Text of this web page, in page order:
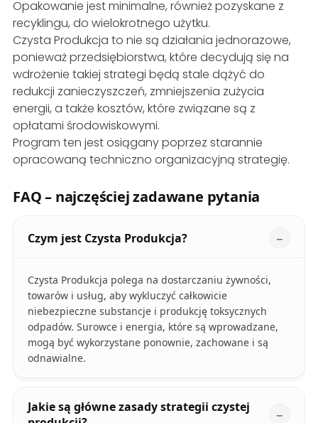
Opakowanie jest minimalne, również pozyskane z
recyklingu, do wielokrotnego użytku.
Czysta Produkcja to nie są działania jednorazowe,
ponieważ przedsiębiorstwa, które decydują się na
wdrożenie takiej strategi będą stale dążyć do
redukcji zanieczyszczeń, zmniejszenia zużycia
energii, a także kosztów, które związane są z
opłatami środowiskowymi.
Program ten jest osiągany poprzez starannie
opracowaną techniczno organizacyjną strategię.
FAQ – najczęściej zadawane pytania
Czym jest Czysta Produkcja?
Czysta Produkcja polega na dostarczaniu żywności,
towarów i usług, aby wykluczyć całkowicie
niebezpieczne substancje i produkcję toksycznych
odpadów. Surowce i energia, które są wprowadzane,
mogą być wykorzystane ponownie, zachowane i są
odnawialne.
Jakie są główne zasady strategii czystej